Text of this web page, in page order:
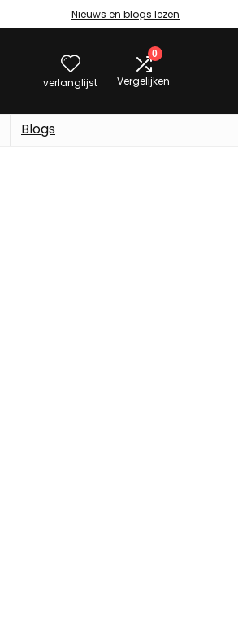
Nieuws en blogs lezen
verlanglijst
0
Vergelijken
Blogs